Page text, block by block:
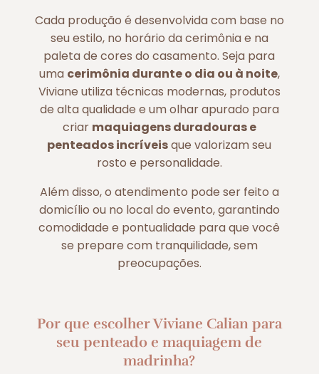
Cada produção é desenvolvida com base no
seu estilo, no horário da cerimônia e na
paleta de cores do casamento. Seja para
uma cerimônia durante o dia ou à noite,
Viviane utiliza técnicas modernas, produtos
de alta qualidade e um olhar apurado para
criar maquiagens duradouras e
penteados incríveisque valorizam seu
rosto e personalidade.
Além disso, o atendimento pode ser feito a
domicílio ou no local do evento, garantindo
comodidade e pontualidade para que você
se prepare com tranquilidade, sem
preocupações.
Por que escolher Viviane Calian para
seu penteado e maquiagem de
madrinha?